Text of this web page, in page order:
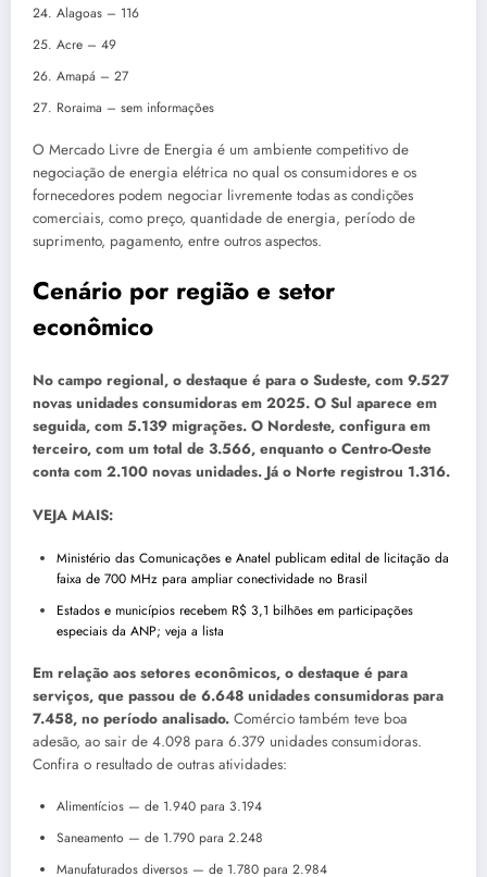
Alagoas – 116
Acre – 49
Amapá – 27
Roraima – sem informações
O Mercado Livre de Energia é um ambiente competitivo de
negociação de energia elétrica no qual os consumidores e os
fornecedores podem negociar livremente todas as condições
comerciais, como preço, quantidade de energia, período de
suprimento, pagamento, entre outros aspectos.
Cenário por região e setor
econômico
No campo regional, o destaque é para o Sudeste, com 9.527
novas unidades consumidoras em 2025. O Sul aparece em
seguida, com 5.139 migrações. O Nordeste, configura em
terceiro, com um total de 3.566, enquanto o Centro-Oeste
conta com 2.100 novas unidades. Já o Norte registrou 1.316.
VEJA MAIS:
Ministério das Comunicações e Anatel publicam edital de licitação da
faixa de 700 MHz para ampliar conectividade no Brasil
Estados e municípios recebem R$ 3,1 bilhões em participações
especiais da ANP; veja a lista
Em relação aos setores econômicos, o destaque é para
serviços, que passou de 6.648 unidades consumidoras para
7.458, no período analisado. Comércio também teve boa
adesão, ao sair de 4.098 para 6.379 unidades consumidoras.
Confira o resultado de outras atividades:
Alimentícios — de 1.940 para 3.194
Saneamento — de 1.790 para 2.248
Manufaturados diversos — de 1.780 para 2.984